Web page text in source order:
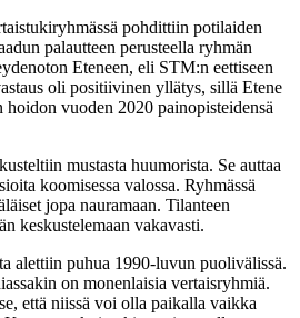
pohdittiin potilaiden
palautteen perusteella ryhmän
Eteneen, eli STM:n eettiseen
oli positiivinen yllätys, sillä Etene
vuoden 2020 painopisteidensä
mustasta huumorista. Se auttaa
koomisessa valossa. Ryhmässä
jopa nauramaan. Tilanteen
keskustelemaan vakavasti.
alettiin puhua 1990-luvun puolivälissä.
on monenlaisia vertaisryhmiä.
että niissä voi olla paikalla vaikka